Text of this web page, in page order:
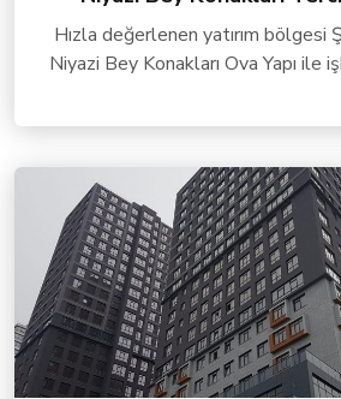
Hızla değerlenen yatırım bölgesi
Niyazi Bey Konakları Ova Yapı ile